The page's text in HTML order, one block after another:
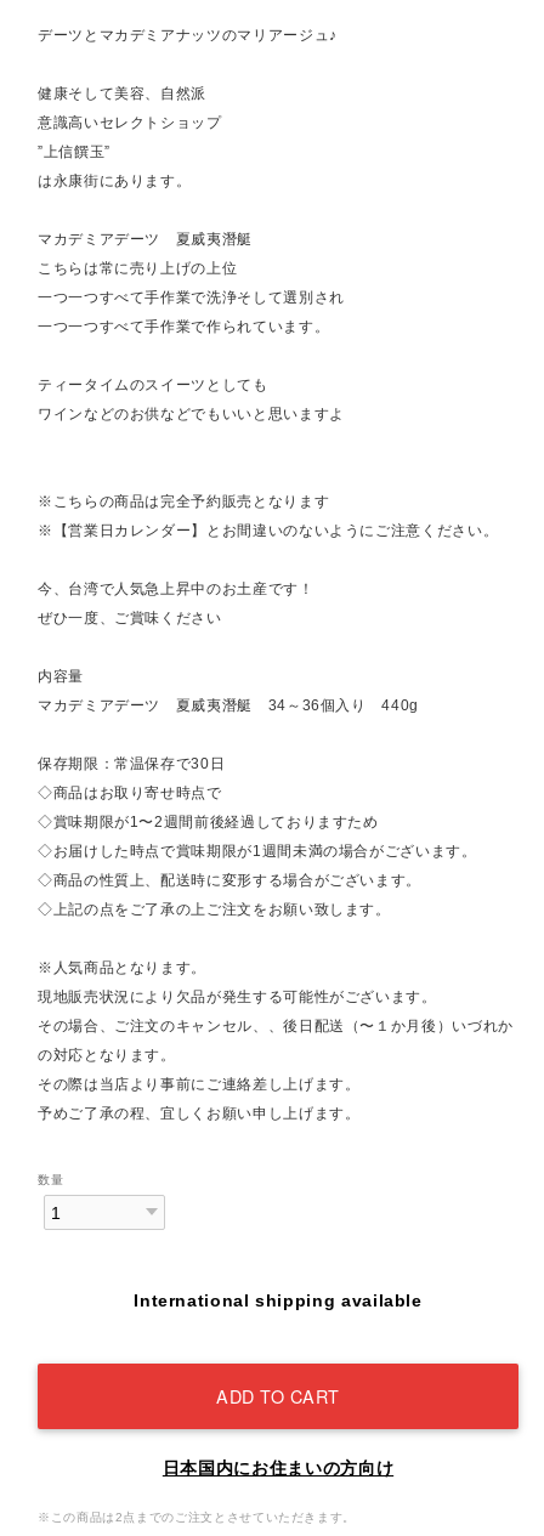
デーツとマカデミアナッツのマリアージュ♪
健康そして美容、自然派
意識高いセレクトショップ
”上信饌玉”
は永康街にあります。
マカデミアデーツ 夏威夷潛艇
こちらは常に売り上げの上位
一つ一つすべて手作業で洗浄そして選別され
一つ一つすべて手作業で作られています。
ティータイムのスイーツとしても
ワインなどのお供などでもいいと思いますよ
※こちらの商品は完全予約販売となります
※【営業日カレンダー】とお間違いのないようにご注意ください。
今、台湾で人気急上昇中のお土産です！
ぜひ一度、ご賞味ください
内容量
マカデミアデーツ 夏威夷潛艇 34～36個入り 440g
保存期限：常温保存で30日
◇商品はお取り寄せ時点で
◇賞味期限が1〜2週間前後経過しておりますため
◇お届けした時点で賞味期限が1週間未満の場合がございます。
◇商品の性質上、配送時に変形する場合がございます。
◇上記の点をご了承の上ご注文をお願い致します。
※人気商品となります。
現地販売状況により欠品が発生する可能性がございます。
その場合、ご注文のキャンセル、、後日配送（〜１か月後）いづれか
の対応となります。
その際は当店より事前にご連絡差し上げます。
予めご了承の程、宜しくお願い申し上げます。
数量
International shipping available
ADD TO CART
日本国内にお住まいの方向け
※この商品は2点までのご注文とさせていただきます。